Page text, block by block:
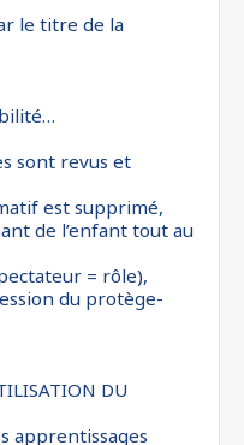
le titre de la
sont revus et
est supprimé,
de l’enfant tout au
= rôle),
du protège-
DU
apprentissages